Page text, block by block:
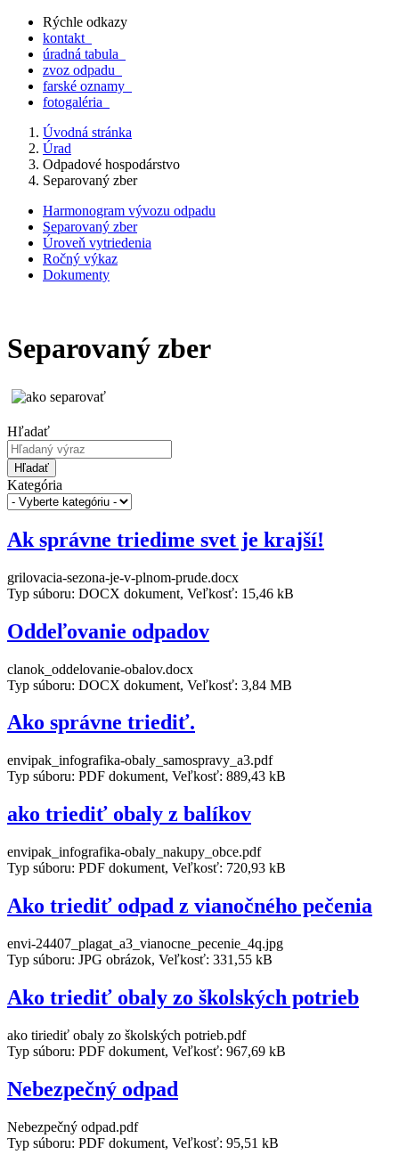
Rýchle odkazy
kontakt
úradná tabula
zvoz odpadu
farské oznamy
fotogaléria
Úvodná stránka
Úrad
Odpadové hospodárstvo
Separovaný zber
Harmonogram vývozu odpadu
Separovaný zber
Úroveň vytriedenia
Ročný výkaz
Dokumenty
Separovaný zber
Hľadať
Hľadať
Kategória
Ak správne triedime svet je krajší!
grilovacia-sezona-je-v-plnom-prude.docx
Typ súboru: DOCX dokument, Veľkosť: 15,46 kB
Oddeľovanie odpadov
clanok_oddelovanie-obalov.docx
Typ súboru: DOCX dokument, Veľkosť: 3,84 MB
Ako správne triediť.
envipak_infografika-obaly_samospravy_a3.pdf
Typ súboru: PDF dokument, Veľkosť: 889,43 kB
ako triediť obaly z balíkov
envipak_infografika-obaly_nakupy_obce.pdf
Typ súboru: PDF dokument, Veľkosť: 720,93 kB
Ako triediť odpad z vianočného pečenia
envi-24407_plagat_a3_vianocne_pecenie_4q.jpg
Typ súboru: JPG obrázok, Veľkosť: 331,55 kB
Ako triediť obaly zo školských potrieb
ako tiriediť obaly zo školských potrieb.pdf
Typ súboru: PDF dokument, Veľkosť: 967,69 kB
Nebezpečný odpad
Nebezpečný odpad.pdf
Typ súboru: PDF dokument, Veľkosť: 95,51 kB